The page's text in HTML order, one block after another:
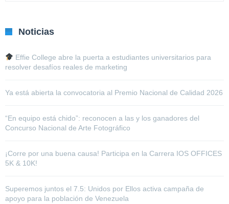
Noticias
Effie College abre la puerta a estudiantes universitarios para
resolver desafíos reales de marketing
Ya está abierta la convocatoria al Premio Nacional de Calidad 2026
“En equipo está chido”: reconocen a las y los ganadores del
Concurso Nacional de Arte Fotográfico
¡Corre por una buena causa! Participa en la Carrera IOS OFFICES
5K & 10K!
Superemos juntos el 7.5: Unidos por Ellos activa campaña de
apoyo para la población de Venezuela